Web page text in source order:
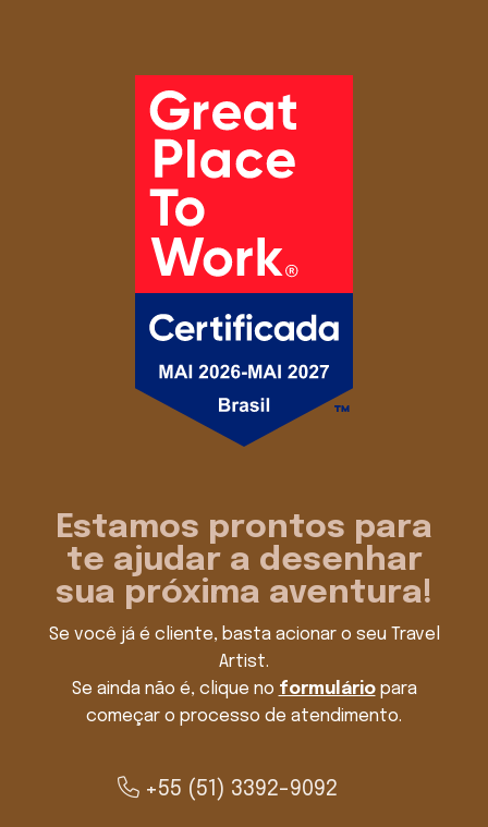
Estamos prontos para
te ajudar a desenhar
sua próxima aventura!
Se você já é cliente, basta acionar o seu Travel
Artist.
Se ainda não é, clique no formuláriopara
começar o processo de atendimento.
+55 (51) 3392-9092